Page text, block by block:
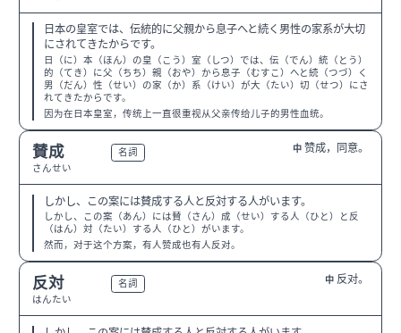
日本の皇室では、伝統的に父親から息子へと続く男性の家系が大切
にされてきたからです。
日（に）本（ほん）の皇（こう）室（しつ）では、伝（でん）統（とう）
的（てき）に父（ちち）親（おや）から息子（むすこ）へと続（つづ）く
男（だん）性（せい）の家（か）系（けい）が大（たい）切（せつ）にさ
れてきたからです。
因为在日本皇室，传统上一直很重视从父亲传给儿子的男性血统。
賛成
さんせい
名詞 中 赞成，同意。
しかし、この案には賛成する人と反対する人がいます。
しかし、この案（あん）には賛（さん）成（せい）する人（ひと）と反
（はん）対（たい）する人（ひと）がいます。
然而，对于这个方案，有人赞成也有人反对。
反対
はんたい
名詞 中 反对。